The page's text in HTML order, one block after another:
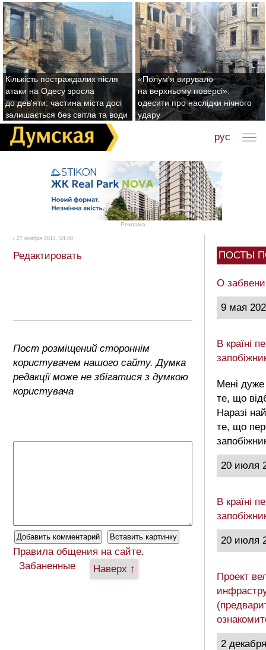
Кількість постраждалих після
атаки на Одесу зросла
до дев'яти: частина міста досі
залишається без світла та води
«Полум'я вирувало
на верхньому поверсі»:
одесити про наслідки нічного
удару
рус
Реклама
/ 27 ноября 2014, 04:40
Редактировать
Пост розміщений стороннім
користувачем нашого сайту. Думка
редакції може не збігатися з думкою
користувача
Правила общения на сайте.
Забаненные
Наверх ↑
ПОСТЫ
О
9 мая
В країні
Мені
те, що
Наразі
те, що
20 июля
В країні
20 июля
Проект
2 декабря